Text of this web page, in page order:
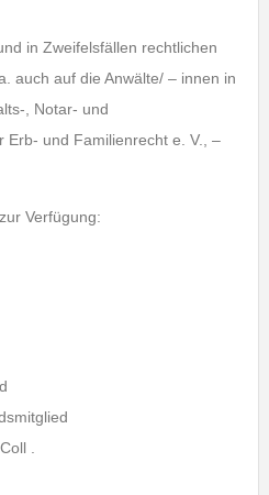
in Zweifelsfällen rechtlichen
auch auf die Anwälte/ – innen in
, Notar- und
Erb- und Familienrecht e. V., –
Verfügung:
.